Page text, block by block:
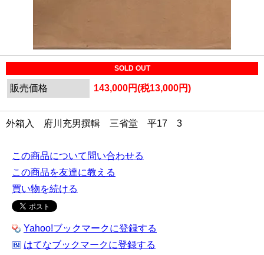
SOLD OUT
販売価格 143,000円(税13,000円)
外箱入 府川充男撰輯 三省堂 平17 3
この商品について問い合わせる
この商品を友達に教える
買い物を続ける
Yahoo!ブックマークに登録する
はてなブックマークに登録する